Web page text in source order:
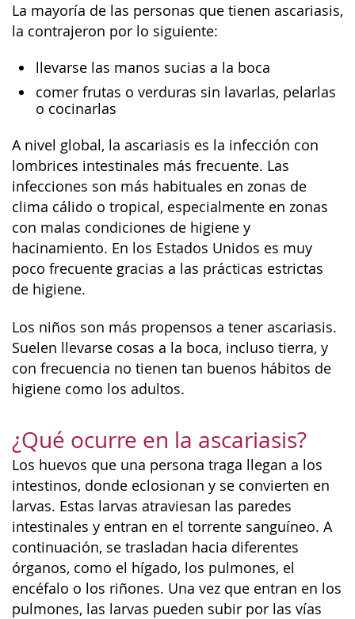
La mayoría de las personas que tienen ascariasis,
la contrajeron por lo siguiente:
llevarse las manos sucias a la boca
comer frutas o verduras sin lavarlas, pelarlas
o cocinarlas
A nivel global, la ascariasis es la infección con
lombrices intestinales más frecuente. Las
infecciones son más habituales en zonas de
clima cálido o tropical, especialmente en zonas
con malas condiciones de higiene y
hacinamiento. En los Estados Unidos es muy
poco frecuente gracias a las prácticas estrictas
de higiene.
Los niños son más propensos a tener ascariasis.
Suelen llevarse cosas a la boca, incluso tierra, y
con frecuencia no tienen tan buenos hábitos de
higiene como los adultos.
¿Qué ocurre en la ascariasis?
Los huevos que una persona traga llegan a los
intestinos, donde eclosionan y se convierten en
larvas. Estas larvas atraviesan las paredes
intestinales y entran en el torrente sanguíneo. A
continuación, se trasladan hacia diferentes
órganos, como el hígado, los pulmones, el
encéfalo o los riñones. Una vez que entran en los
pulmones, las larvas pueden subir por las vías